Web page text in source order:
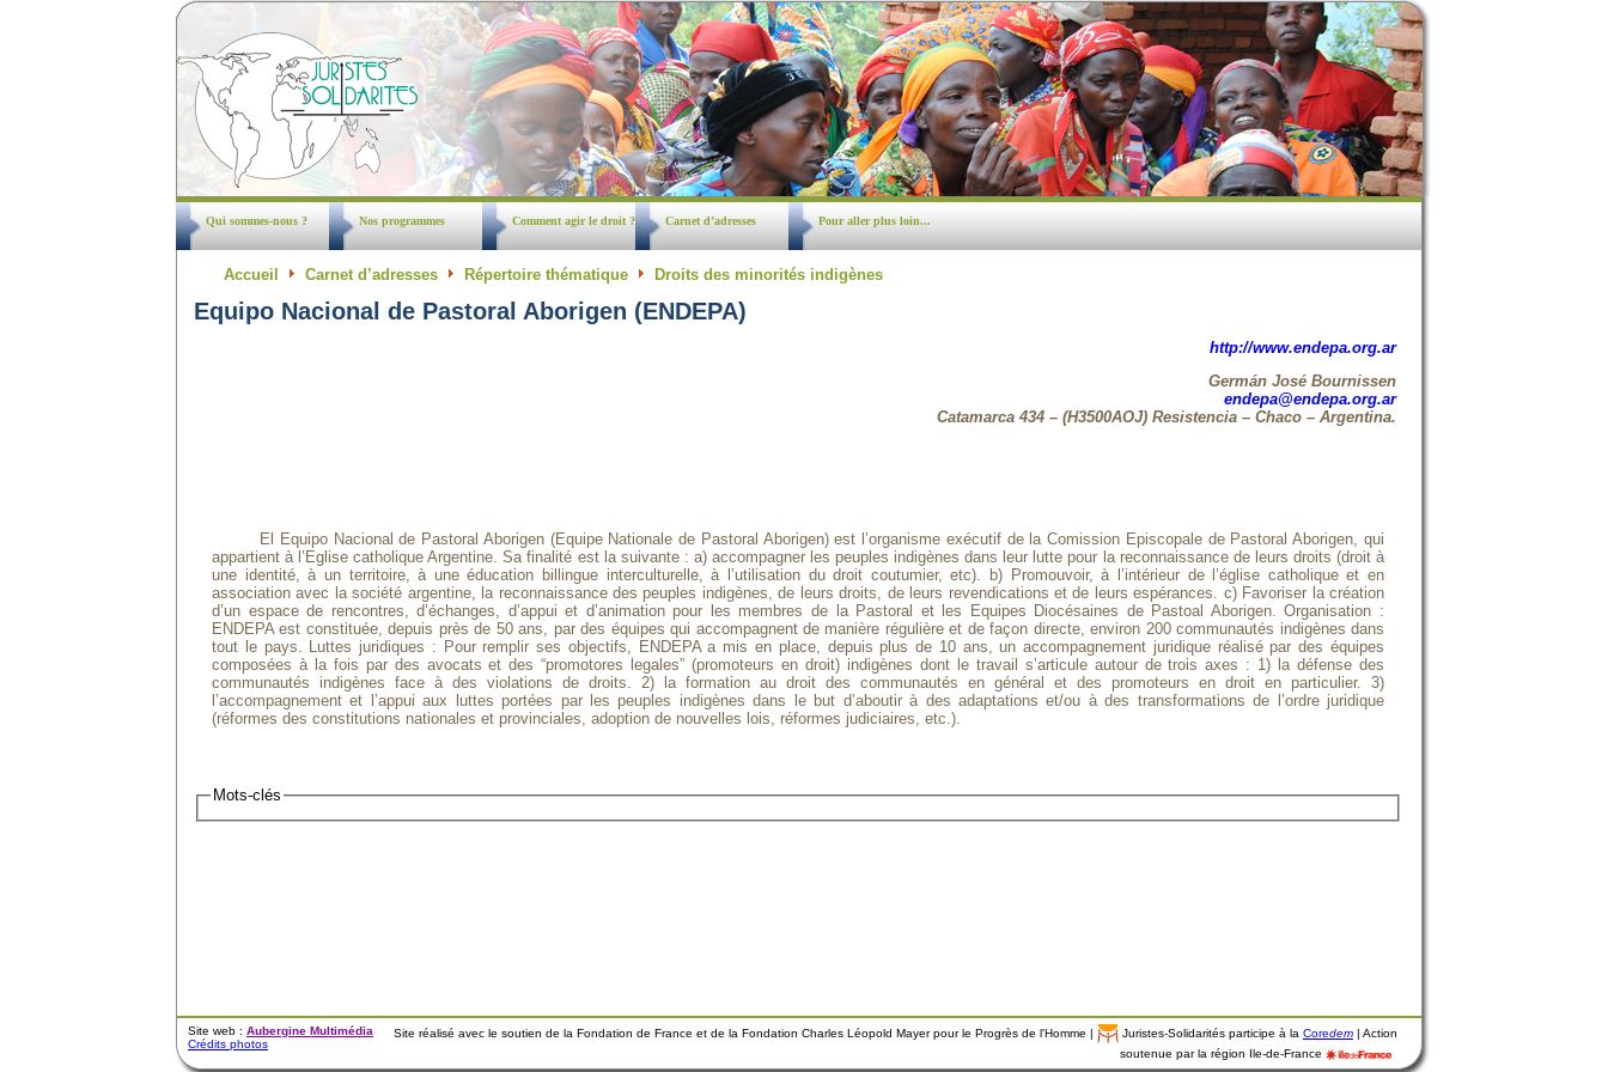
Qui sommes-nous ? Nos programmes Comment agir le droit ? Carnet d’adresses Pour aller plus loin...
Accueil Carnet d’adresses Répertoire thématique Droits des minorités indigènes
Equipo Nacional de Pastoral Aborigen (ENDEPA)
http://www.endepa.org.ar
Germán José Bournissen
endepa@endepa.org.ar
Catamarca 434 – (H3500AOJ) Resistencia – Chaco – Argentina.
El Equipo Nacional de Pastoral Aborigen (Equipe Nationale de Pastoral Aborigen) est l’organisme exécutif de la Comission Episcopale de Pastoral Aborigen, qui
appartient à l’Eglise catholique Argentine. Sa finalité est la suivante : a) accompagner les peuples indigènes dans leur lutte pour la reconnaissance de leurs droits (droit à
une identité, à un territoire, à une éducation billingue interculturelle, à l’utilisation du droit coutumier, etc). b) Promouvoir, à l’intérieur de l’église catholique et en
association avec la société argentine, la reconnaissance des peuples indigènes, de leurs droits, de leurs revendications et de leurs espérances. c) Favoriser la création
d’un espace de rencontres, d’échanges, d’appui et d’animation pour les membres de la Pastoral et les Equipes Diocésaines de Pastoal Aborigen. Organisation :
ENDEPA est constituée, depuis près de 50 ans, par des équipes qui accompagnent de manière régulière et de façon directe, environ 200 communautés indigènes dans
tout le pays. Luttes juridiques : Pour remplir ses objectifs, ENDEPA a mis en place, depuis plus de 10 ans, un accompagnement juridique réalisé par des équipes
composées à la fois par des avocats et des “promotores legales” (promoteurs en droit) indigènes dont le travail s’articule autour de trois axes : 1) la défense des
communautés indigènes face à des violations de droits. 2) la formation au droit des communautés en général et des promoteurs en droit en particulier. 3)
l’accompagnement et l’appui aux luttes portées par les peuples indigènes dans le but d’aboutir à des adaptations et/ou à des transformations de l’ordre juridique
(réformes des constitutions nationales et provinciales, adoption de nouvelles lois, réformes judiciaires, etc.).
Mots-clés
Site web : Aubergine Multimédia
Crédits photos
Site réalisé avec le soutien de la Fondation de France et de la Fondation Charles Léopold Mayer pour le Progrès de l'Homme | Juristes-Solidarités participe à la Coredem | Action
soutenue par la région Ile-de-France